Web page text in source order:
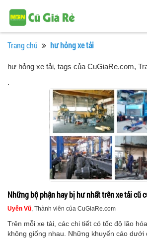
Trang chủ hư hỏng xe tải
hư hỏng xe tải, tags của CuGiaRe.com,
.
Những bộ phận hay bị hư nhất trên xe tải cũ
Uyên Vũ, Thành viên của CuGiaRe.com
Trên mỗi xe tải, các chi tiết có tốc độ lão
không giống nhau. Những khuyến cáo dưới